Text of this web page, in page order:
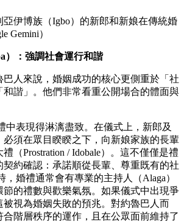
亞伊博族（Igbo）的新郎和新娘在傳統婚
Gemini）
）：強調社會運行和諧
人來說，婚姻成功的核心更側重於「社
和諧」。他們非常看重公開場合的體面與
中表現得淋漓盡致。在儀式上，新郎及
必須在眾目睽睽之下，向新娘家族的長輩
（Prostration / Idobale）。這不僅僅是禮
約確認：承諾順從長輩、尊重既有的社
，婚禮通常會有專業的主持人（Alaga）
節的禮數與歡樂氣氛。如果儀式中出現爭
被視為婚姻失敗的預兆。對約魯巴人而
階層秩序的運作，且在公眾面前維持了